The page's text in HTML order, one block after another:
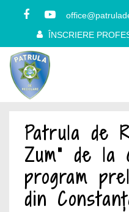
ÎNSCRIERE
Patrula de
Zum” de la
program
din